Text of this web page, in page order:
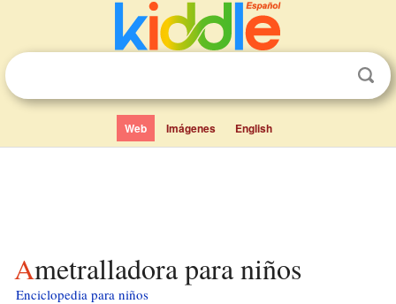
Web Imágenes English
Ametralladora para niños
Enciclopedia para niños